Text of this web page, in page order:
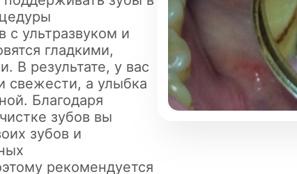
с ультразвуком и
гладкими,
В результате, у вас
свежести, а улыбка
Благодаря
зубов вы
зубов и
рекомендуется